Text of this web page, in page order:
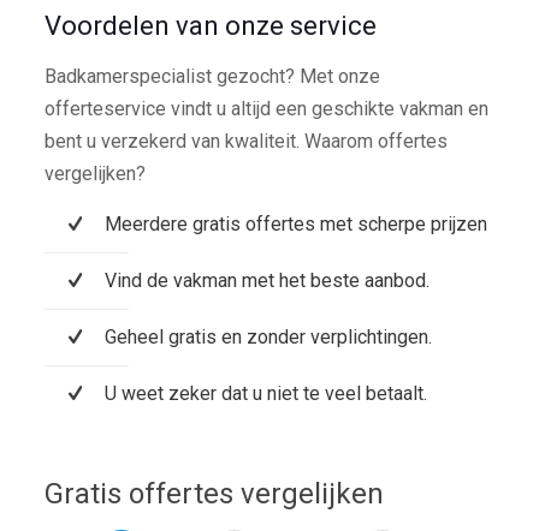
Voordelen van onze service
Badkamerspecialist gezocht? Met onze
offerteservice vindt u altijd een geschikte vakman en
bent u verzekerd van kwaliteit. Waarom offertes
vergelijken?
Meerdere gratis offertes met scherpe prijzen
Vind de vakman met het beste aanbod.
Geheel gratis en zonder verplichtingen.
U weet zeker dat u niet te veel betaalt.
Gratis offertes vergelijken